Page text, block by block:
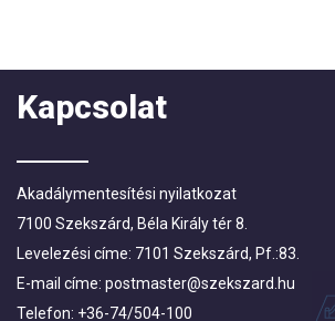
Kapcsolat
Akadálymentesítési nyilatkozat
7100 Szekszárd, Béla Király tér 8.
Levelezési címe: 7101 Szekszárd, Pf.:83.
E-mail címe: postmaster@szekszard.hu
Telefon: +36-74/504-100